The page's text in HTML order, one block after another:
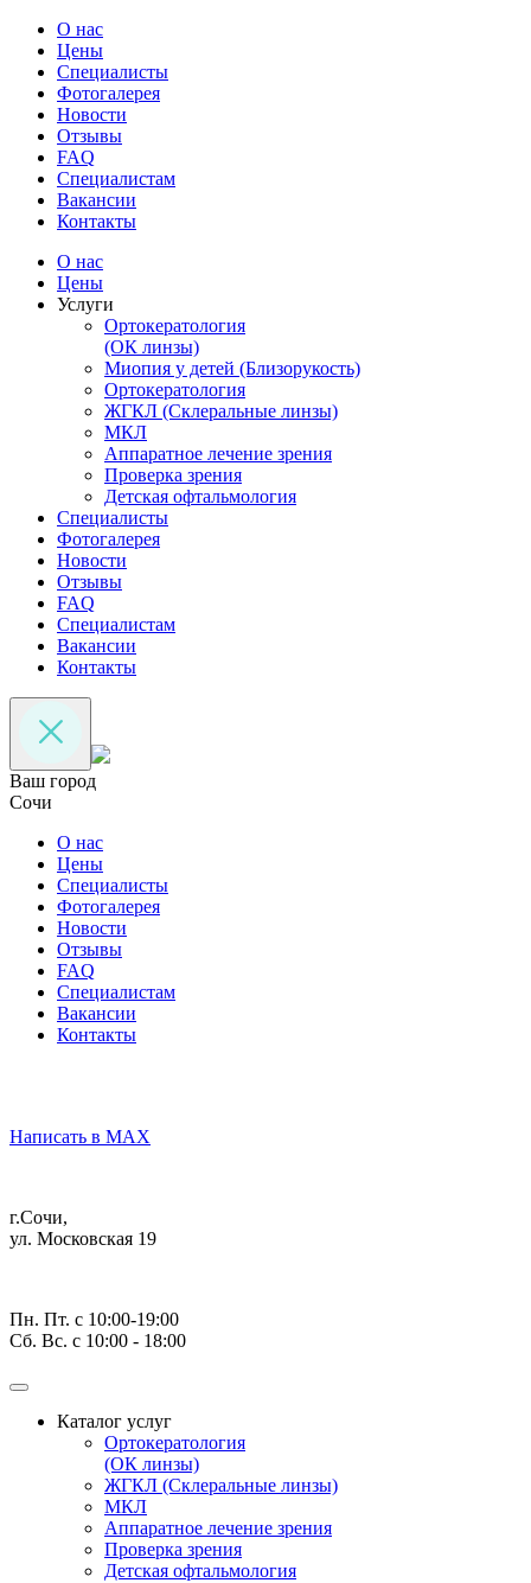
О нас
Цены
Специалисты
Фотогалерея
Новости
Отзывы
FAQ
Специалистам
Вакансии
Контакты
О нас
Цены
Услуги
Ортокератология
(ОК линзы)
Миопия у детей (Близорукость)
Ортокератология
ЖГКЛ (Склеральные линзы)
МКЛ
Аппаратное лечение зрения
Проверка зрения
Детская офтальмология
Специалисты
Фотогалерея
Новости
Отзывы
FAQ
Специалистам
Вакансии
Контакты
Ваш город
Сочи
О нас
Цены
Специалисты
Фотогалерея
Новости
Отзывы
FAQ
Специалистам
Вакансии
Контакты
Написать в MAX
г.Сочи,
ул. Московская 19
Пн. Пт. с 10:00-19:00
Сб. Вс. с 10:00 - 18:00
Каталог услуг
Ортокератология
(ОК линзы)
ЖГКЛ (Склеральные линзы)
МКЛ
Аппаратное лечение зрения
Проверка зрения
Детская офтальмология